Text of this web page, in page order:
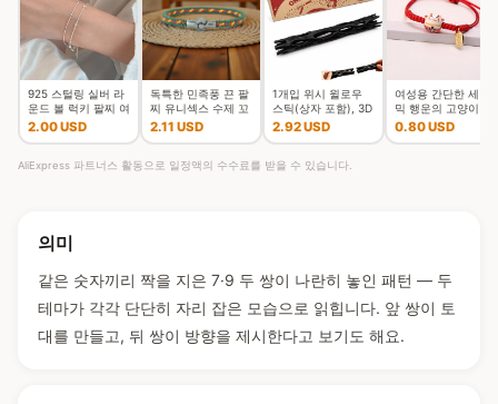
925 스털링 실버 라
운드 볼 럭키 팔찌 여
성 더블 레이어 스네
이크 체인 핫 최고 품
2.00 USD
독특한 민족풍 끈 팔
찌 유니섹스 수제 꼬
임 행운의 실 커플 팔
2.11 USD
1개입 위시 윌로우
스틱(상자 포함), 3D
프린팅된 소원을 담
2.92 USD
여성용 간단한 세라
믹 행운의 고양이 꼰
팔찌, 귀여운 동물 새
끼 고양이, 손으로 짠
0.80 USD
AliExpress 파트너스 활동으로 일정액의 수수료를 받을 수 있습니다.
의미
같은 숫자끼리 짝을 지은 7·9 두 쌍이 나란히 놓인 패턴 — 두
테마가 각각 단단히 자리 잡은 모습으로 읽힙니다. 앞 쌍이 토
대를 만들고, 뒤 쌍이 방향을 제시한다고 보기도 해요.